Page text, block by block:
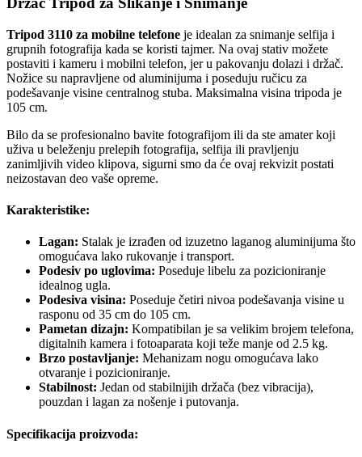
Tripod 3110 za mobilne telefone je idealan za snimanje selfija i
grupnih fotografija kada se koristi tajmer. Na ovaj stativ možete
postaviti i kameru i mobilni telefon, jer u pakovanju dolazi i držač.
Nožice su napravljene od aluminijuma i poseduju ručicu za
podešavanje visine centralnog stuba. Maksimalna visina tripoda je
105 cm.
Bilo da se profesionalno bavite fotografijom ili da ste amater koji
uživa u beleženju prelepih fotografija, selfija ili pravljenju
zanimljivih video klipova, sigurni smo da će ovaj rekvizit postati
neizostavan deo vaše opreme.
Karakteristike:
Lagan: Stalak je izrađen od izuzetno laganog aluminijuma što
omogućava lako rukovanje i transport.
Podesiv po uglovima: Poseduje libelu za pozicioniranje
idealnog ugla.
Podesiva visina: Poseduje četiri nivoa podešavanja visine u
rasponu od 35 cm do 105 cm.
Pametan dizajn: Kompatibilan je sa velikim brojem telefona,
digitalnih kamera i fotoaparata koji teže manje od 2.5 kg.
Brzo postavljanje: Mehanizam nogu omogućava lako
otvaranje i pozicioniranje.
Stabilnost: Jedan od stabilnijih držača (bez vibracija),
pouzdan i lagan za nošenje i putovanja.
Specifikacija proizvoda: